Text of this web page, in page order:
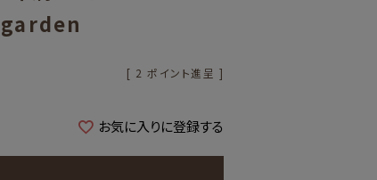
[ 2 ポイント進呈 ]
お気に入りに登録する